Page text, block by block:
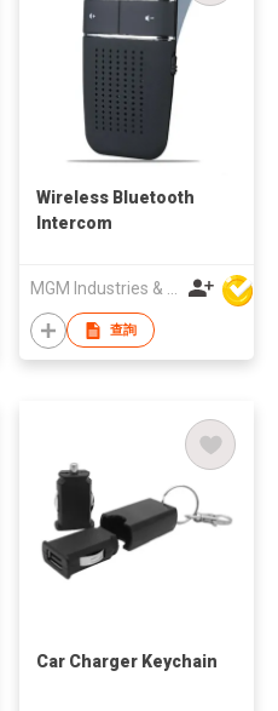
Wireless Bluetooth
Intercom
MGM Industries & Company
查詢
Car Charger Keychain